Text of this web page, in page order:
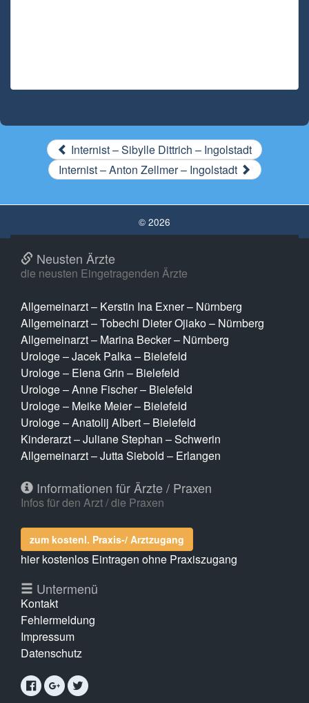
Internist – Sibylle Dittrich – Ingolstadt
Internist – Anton Zellmer – Ingolstadt
© 2026
Neusten Ärzte
die neusten Eingetragenden Ärzte
Allgemeinarzt – Kerstin Ina Exner – Nürnberg
Allgemeinarzt – Tobechi Dieter Ojiako – Nürnberg
Allgemeinarzt – Marina Becker – Nürnberg
Urologe – Jacek Palka – Bielefeld
Urologe – Elena Grin – Bielefeld
Urologe – Anne Fischer – Bielefeld
Urologe – Meike Meier – Bielefeld
Urologe – Anatolij Albert – Bielefeld
Kinderarzt – Juliane Stephan – Schwerin
Allgemeinarzt – Jutta Siebold – Erlangen
Informationen für Ärzte / Praxen
Infos für den Arzt / die Praxen
zum kostenl. Praxis-/ Arztzugang
hier kostenlos Eintragen ohne Praxiszugang
Untermenü
Kontakt
Fehlermeldung
Impressum
Datenschutz